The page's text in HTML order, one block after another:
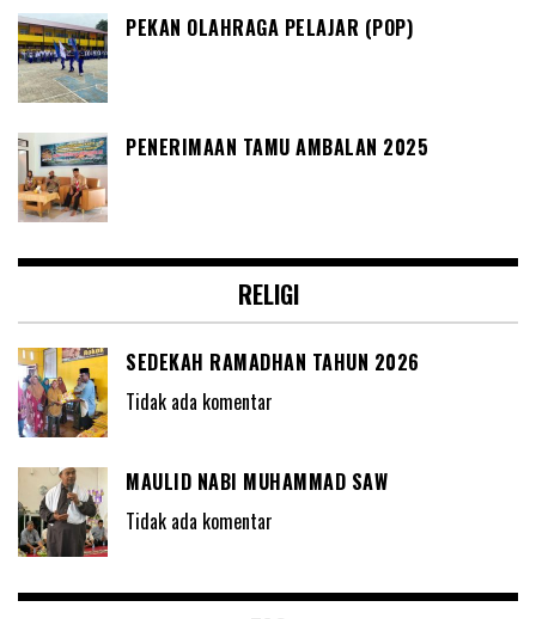
PEKAN OLAHRAGA PELAJAR (POP)
PENERIMAAN TAMU AMBALAN 2025
RELIGI
SEDEKAH RAMADHAN TAHUN 2026
Tidak ada komentar
MAULID NABI MUHAMMAD SAW
Tidak ada komentar